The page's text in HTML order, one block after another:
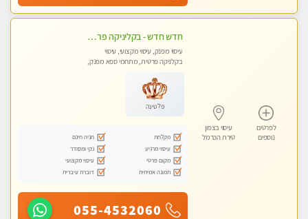
לפרטים
נוספים
עיסוי בצפון
טירת הכרמל
חדש חדש - בקליניקה פרטית בחיפה עיסוי לחידוש אנרגיות עיסוי חלומי מומלץ מאוד !
עיסוי מפנק, עיסוי מקצועי, עיסוי
בקלניקה פרטית, מתחמי ספא מפנק,
פלטינה
מקלחת
חניה חינם
עיסוי מרגיע
נקי ומסודר
מקום פרטי
עיסוי מקצועי
תמונה אמיתית
דוברת עיברית
055-4532060